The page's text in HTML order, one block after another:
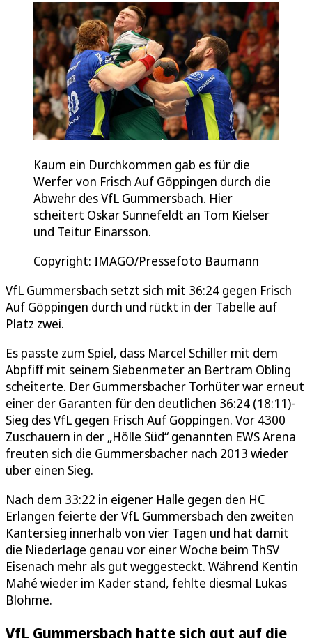
Kaum ein Durchkommen gab es für die
Werfer von Frisch Auf Göppingen durch die
Abwehr des VfL Gummersbach. Hier
scheitert Oskar Sunnefeldt an Tom Kielser
und Teitur Einarsson.
Copyright: IMAGO/Pressefoto Baumann
VfL Gummersbach setzt sich mit 36:24 gegen Frisch
Auf Göppingen durch und rückt in der Tabelle auf
Platz zwei.
Es passte zum Spiel, dass Marcel Schiller mit dem
Abpfiff mit seinem Siebenmeter an Bertram Obling
scheiterte. Der Gummersbacher Torhüter war erneut
einer der Garanten für den deutlichen 36:24 (18:11)-
Sieg des VfL gegen Frisch Auf Göppingen. Vor 4300
Zuschauern in der „Hölle Süd“ genannten EWS Arena
freuten sich die Gummersbacher nach 2013 wieder
über einen Sieg.
Nach dem 33:22 in eigener Halle gegen den HC
Erlangen feierte der VfL Gummersbach den zweiten
Kantersieg innerhalb von vier Tagen und hat damit
die Niederlage genau vor einer Woche beim ThSV
Eisenach mehr als gut weggesteckt. Während Kentin
Mahé wieder im Kader stand, fehlte diesmal Lukas
Blohme.
VfL Gummersbach hatte sich gut auf die